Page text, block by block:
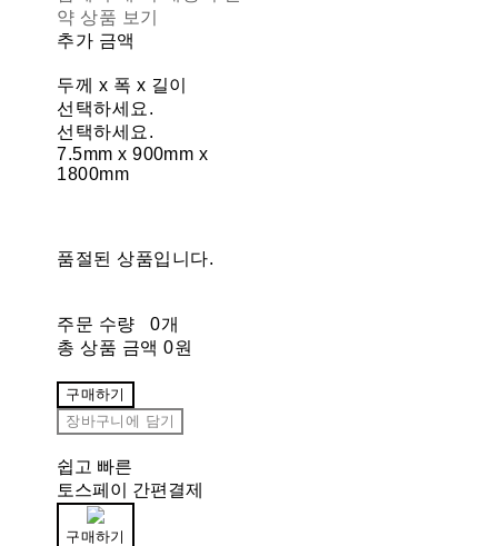
약 상품 보기
추가 금액
두께 x 폭 x 길이
선택하세요.
선택하세요.
7.5mm x 900mm x
1800mm
품절된 상품입니다.
주문 수량
0개
총 상품 금액 0원
구매하기
장바구니에 담기
쉽고 빠른
토스페이 간편결제
구매하기